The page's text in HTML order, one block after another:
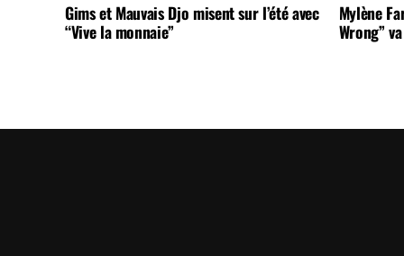
Gims et Mauvais Djo misent sur l’été avec
“Vive la monnaie”
Mylène
Wrong”